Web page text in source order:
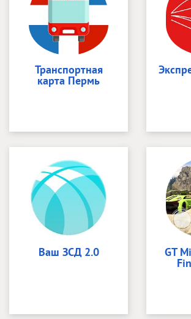
Транспортная
карта Пермь
Ваш ЗСД 2.0 GT